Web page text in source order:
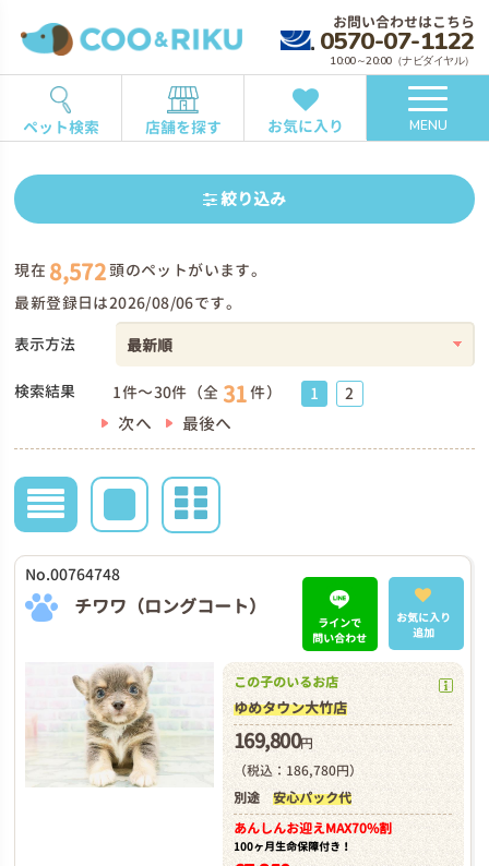
お問い合わせはこちら
0570-07-1122
10:00～20:00（ナビダイヤル）
ペット検索 店舗を探す お気に入り MENU
絞り込み
現在 8,572頭のペットがいます。
最新登録日は2026/08/06です。
表示方法
検索結果 1件～30件（全 31件） 1 2
次へ 最後へ
No.00764748
チワワ（ロングコート）
ラインで
問い合わせ
お気に入り
追加
この子のいるお店
ゆめタウン大竹店
169,800円
（税込：186,780円）
別途 安心パック代
あんしんお迎えMAX70%割
100ヶ月生命保障付き！